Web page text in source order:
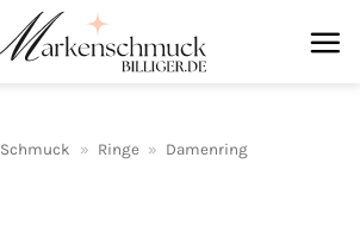
Schmuck » Ringe » Damenring